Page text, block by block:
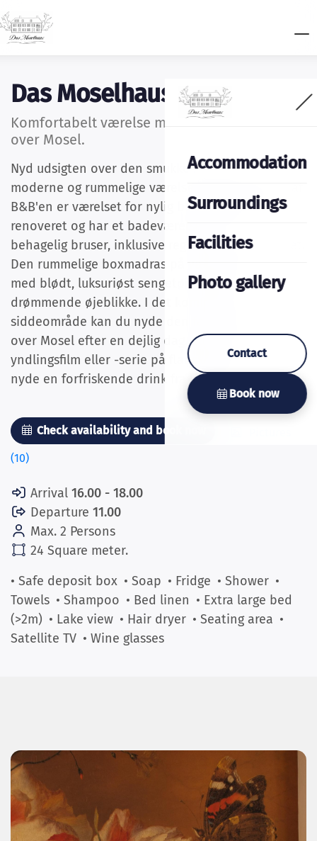
Accommodation
Surroundings
Facilities
Photo gallery
Contact
Book now
Das Moselhaus
Komfortabelt værelse med panoramaudsigt
over Mosel.
Nyd udsigten over den smukke Mosel fra dette
moderne og rummelige værelse. Ligesom resten af
B&B'en er værelset for nylig blevet fuldstændig
renoveret og har et badeværelse med en
behagelig bruser, inklusive regnbruser, og et toilet.
Den rummelige boxmadras på værelset er klædt
med blødt, luksuriøst sengetøj, perfekt til
drømmende øjeblikke. I det komfortable
siddeområde kan du nyde den fantastiske udsigt
over Mosel efter en dejlig dag. Eller se din
yndlingsfilm eller -serie på fladskærms-tv'et og
nyde en forfriskende drink fra køleskabet.
Check availability and book now
(10)
Arrival 16.00 - 18.00
Departure 11.00
Max. 2 Persons
24 Square meter.
• Safe deposit box • Soap • Fridge • Shower •
Towels • Shampoo • Bed linen • Extra large bed
(>2m) • Lake view • Hair dryer • Seating area •
Satellite TV • Wine glasses